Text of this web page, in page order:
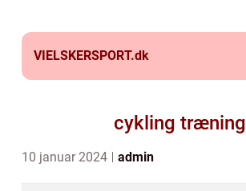
VIELSKERSPORT.dk
cykling træning
10 januar 2024 admin